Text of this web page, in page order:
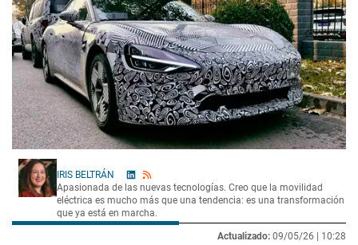
IRIS BELTRÁN
Apasionada de las nuevas tecnologías. Creo que la movilidad
eléctrica es mucho más que una tendencia: es una transformación
que ya está en marcha.
Actualizado: 09/05/26 | 10:28